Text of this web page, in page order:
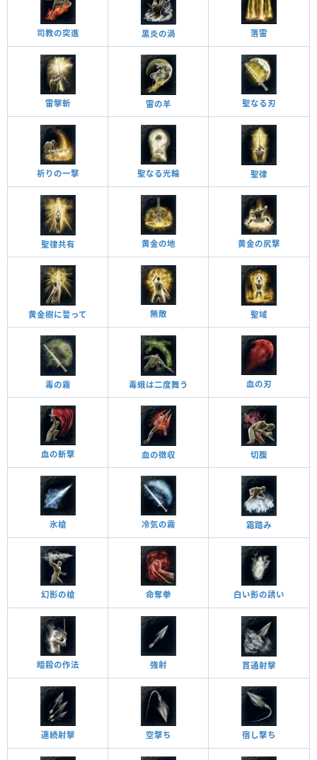
司教の突進 黒炎の渦 落雷
雷擊斬 雷の羊 聖なる刃
祈りの一撃 聖なる光輪 聖律
聖律共有 黄金の地 黄金の尻撃
黄金樹に誓って 無敵 聖域
毒の霧 毒蛾は二度舞う 血の刃
血の斬撃 血の徴収 切腹
氷槍 冷気の霧 霜踏み
幻影の槍 命奪拳 白い影の誘い
暗殺の作法 強射 貫通射擊
連続射擊 空撃ち 宿し撃ち